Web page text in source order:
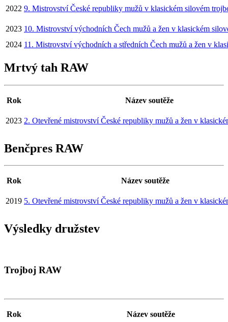
2022 9. Mistrovství České republiky mužů v klasickém silovém
2023 10. Mistrovství východních Čech mužů a žen v klasickém
2024 11. Mistrovství východních a středních Čech mužů a žen v
Mrtvý tah RAW
Rok Název soutěže
2023 2. Otevřené mistrovství České republiky mužů a žen v
Benčpres RAW
Rok Název soutěže
2019 5. Otevřené mistrovství České republiky mužů a žen v
Výsledky družstev
Trojboj RAW
Rok Název soutěže